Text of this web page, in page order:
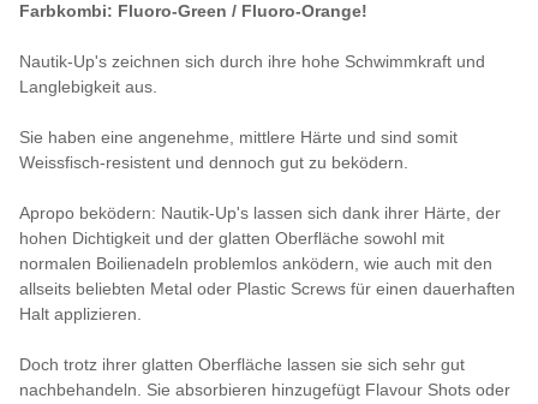
Farbkombi: Fluoro-Green / Fluoro-Orange!
Nautik-Up's zeichnen sich durch ihre hohe Schwimmkraft und
Langlebigkeit aus.
Sie haben eine angenehme, mittlere Härte und sind somit
Weissfisch-resistent und dennoch gut zu beködern.
Apropo beködern: Nautik-Up's lassen sich dank ihrer Härte, der
hohen Dichtigkeit und der glatten Oberfläche sowohl mit
normalen Boilienadeln problemlos anködern, wie auch mit den
allseits beliebten Metal oder Plastic Screws für einen dauerhaften
Halt applizieren.
Doch trotz ihrer glatten Oberfläche lassen sie sich sehr gut
nachbehandeln. Sie absorbieren hinzugefügt Flavour Shots oder